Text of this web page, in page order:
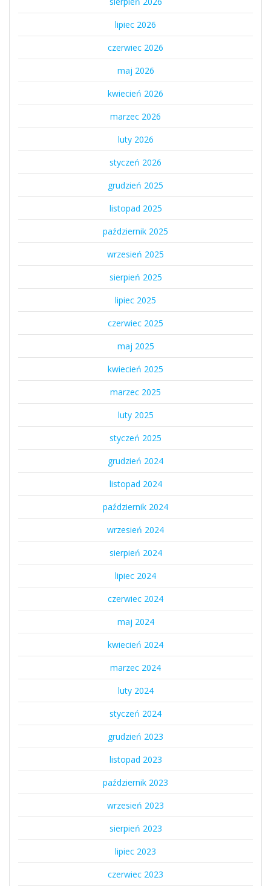
lipiec 2026
czerwiec 2026
maj 2026
kwiecień 2026
marzec 2026
luty 2026
styczeń 2026
grudzień 2025
listopad 2025
październik 2025
wrzesień 2025
sierpień 2025
lipiec 2025
czerwiec 2025
maj 2025
kwiecień 2025
marzec 2025
luty 2025
styczeń 2025
grudzień 2024
listopad 2024
październik 2024
wrzesień 2024
sierpień 2024
lipiec 2024
czerwiec 2024
maj 2024
kwiecień 2024
marzec 2024
luty 2024
styczeń 2024
grudzień 2023
listopad 2023
październik 2023
wrzesień 2023
sierpień 2023
lipiec 2023
czerwiec 2023